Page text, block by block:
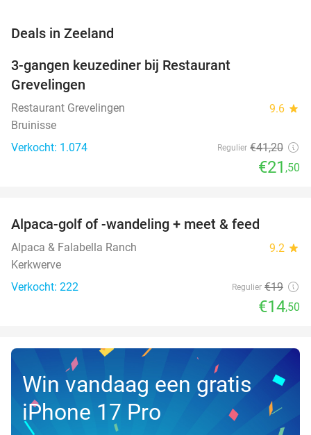
Deals in Zeeland
3-gangen keuzediner bij Restaurant
Grevelingen
Restaurant Grevelingen 9.6 star
Bruinisse
Verkocht: 1.074
Regulier €41,20
€21 ,50
Alpaca-golf of -wandeling + meet & feed
Alpaca & Falabella Ranch 9.2 star
Kerkwerve
Verkocht: 222
Regulier €19
€14,50
Win vandaag een gratis
iPhone 17 Pro